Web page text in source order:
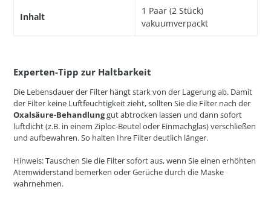
Inhalt
1 Paar (2 Stück)
vakuumverpackt
Experten-Tipp zur Haltbarkeit
Die Lebensdauer der Filter hängt stark von der Lagerung ab. Damit
der Filter keine Luftfeuchtigkeit zieht, sollten Sie die Filter nach der
Oxalsäure-Behandlunggut abtrocken lassen und dann sofort
luftdicht (z.B. in einem Ziploc-Beutel oder Einmachglas) verschließen
und aufbewahren. So halten Ihre Filter deutlich länger.
Hinweis: Tauschen Sie die Filter sofort aus, wenn Sie einen erhöhten
Atemwiderstand bemerken oder Gerüche durch die Maske
wahrnehmen.